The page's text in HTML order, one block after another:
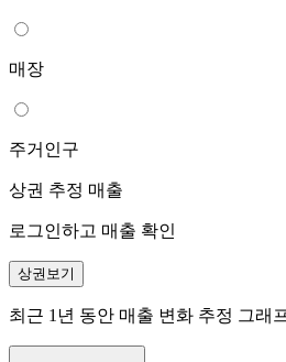
매장
주거인구
상권 추정 매출
로그인하고 매출 확인
상권보기
최근 1년 동안 매출 변화 추정 그래